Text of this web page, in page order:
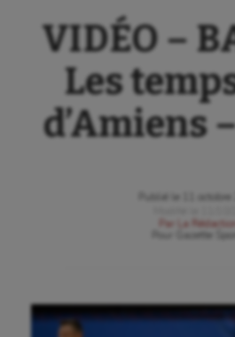
VIDÉO –
Les
d’Amiens
Publié le
11 octobre
Par
La Rédaction
Gazette